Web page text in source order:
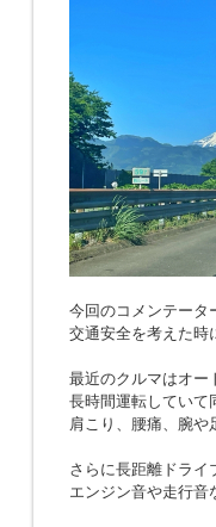
今回のコメンテー
交通安全を考えた時
最近のクルマはオー
長時間運転していて
肩こり、腰痛、腕や
さらに長距離ドライ
エンジン音や走行音